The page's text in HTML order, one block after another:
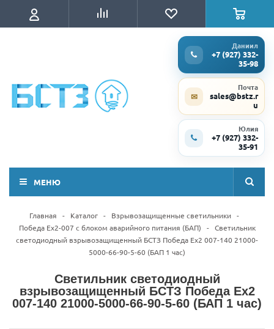
Даниил
+7 (927) 332-
35-98
✉
Почта
sales@bstz.r
u
Юлия
+7 (927) 332-
35-91
МЕНЮ
Главная - Каталог - Взрывозащищенные светильники -
Победа Ex2-007 с блоком аварийного питания (БАП)
- Светильник
светодиодный взрывозащищенный БСТЗ Победа Ex2 007-140 21000-
5000-66-90-5-60 (БАП 1 час)
Светильник светодиодный
взрывозащищенный БСТЗ Победа Ex2
007-140 21000-5000-66-90-5-60 (БАП 1 час)